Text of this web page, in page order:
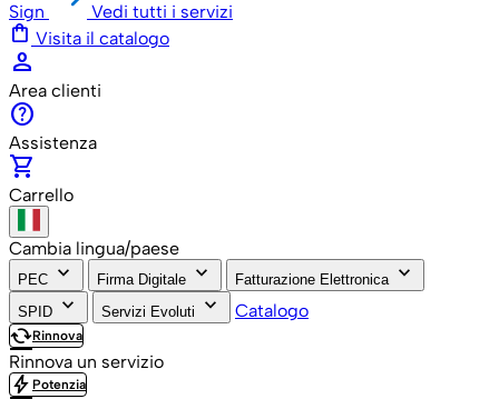
Sign Vedi tutti i servizi
shopping_bag Visita il catalogo
person
Area clienti
help
Assistenza
shopping_cart
Carrello
Cambia lingua/paese
PEC keyboard_arrow_down Firma Digitale keyboard_arrow_down Fatturazione Elettronica keyboard_arrow_down
SPID keyboard_arrow_down Servizi Evoluti keyboard_arrow_down Catalogo
cachedRinnova
Rinnova un servizio
bolt Potenzia